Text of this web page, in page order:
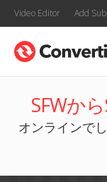
Video Editor Add
SFWか
オンラインで